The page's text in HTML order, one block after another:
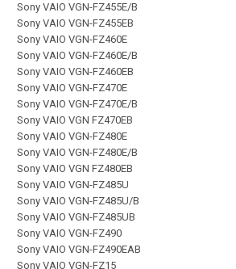
Sony VAIO VGN-FZ455E/B
Sony VAIO VGN-FZ455EB
Sony VAIO VGN-FZ460E
Sony VAIO VGN-FZ460E/B
Sony VAIO VGN-FZ460EB
Sony VAIO VGN-FZ470E
Sony VAIO VGN-FZ470E/B
Sony VAIO VGN FZ470EB
Sony VAIO VGN-FZ480E
Sony VAIO VGN-FZ480E/B
Sony VAIO VGN FZ480EB
Sony VAIO VGN-FZ485U
Sony VAIO VGN-FZ485U/B
Sony VAIO VGN-FZ485UB
Sony VAIO VGN-FZ490
Sony VAIO VGN-FZ490EAB
Sony VAIO VGN-FZ15